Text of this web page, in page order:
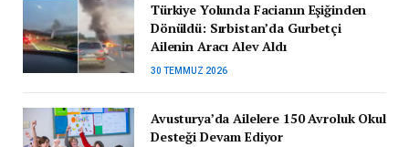
Türkiye Yolunda Facianın Eşiğinden
Dönüldü: Sırbistan’da Gurbetçi
Ailenin Aracı Alev Aldı
30 TEMMUZ 2026
Avusturya’da Ailelere 150 Avroluk Okul
Desteği Devam Ediyor